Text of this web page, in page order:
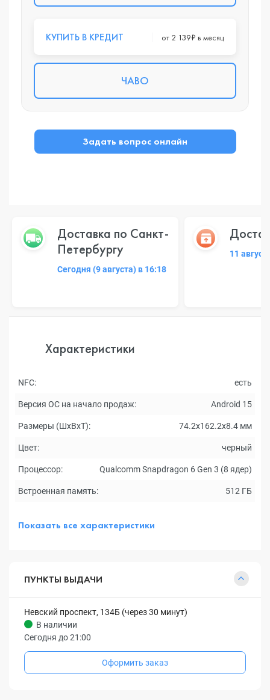
КУПИТЬ В КРЕДИТ от 2 139₽ в месяц
ЧАВО
Задать вопрос онлайн
Доставка по Санкт-
Петербургу
Сегодня (9 августа) в 16:18
11
Характеристики
NFC: есть
Версия ОС на начало продаж: Android 15
Размеры (ШxВxТ): 74.2х162.2х8.4 мм
Цвет: черный
Процессор: Qualcomm Snapdragon 6 Gen 3 (8 ядер)
Встроенная память: 512 ГБ
Показать все характеристики
ПУНКТЫ ВЫДАЧИ
Невский проспект, 134Б (через 30 минут)
В наличии
Сегодня до 21:00
Оформить заказ